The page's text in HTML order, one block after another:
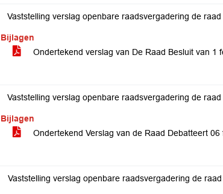
Vaststelling verslag openbare raadsvergadering de
Bijlagen
Ondertekend verslag van De Raad Besluit van 1
Vaststelling verslag openbare raadsvergadering de
Bijlagen
Ondertekend Verslag van de Raad Debatteert
Vaststelling verslag openbare raadsvergadering de